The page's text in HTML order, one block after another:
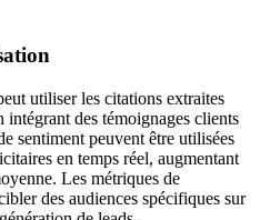
utiliser les citations extraites
intégrant des témoignages clients
sentiment peuvent être utilisées
en temps réel, augmentant
Les métriques de
des audiences spécifiques sur